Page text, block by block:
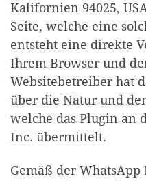
Kalifornien 94025,
Seite, welche eine
entsteht eine direkte
Ihrem Browser und
Websitebetreiber hat
über die Natur und
welche das Plugin an
Inc. übermittelt.
Gemäß der